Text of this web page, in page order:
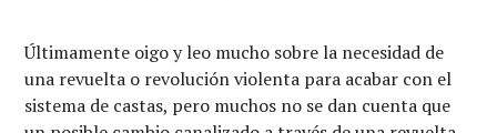
Últimamente oigo y leo mucho sobre la necesidad de
una revuelta o revolución violenta para acabar con el
sistema de castas, pero muchos no se dan cuenta que